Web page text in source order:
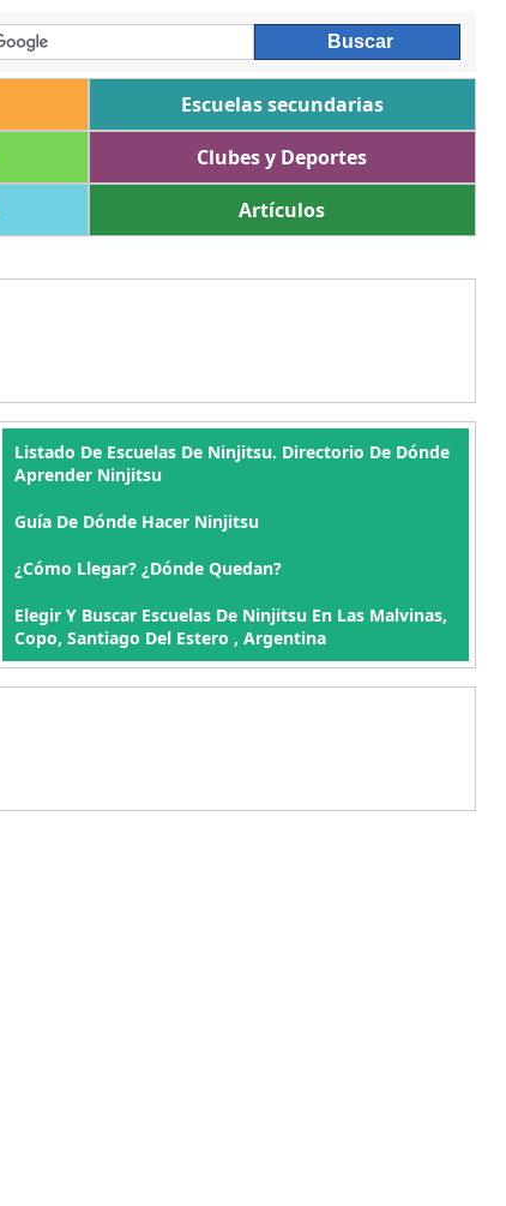
Escuelas secundarias
Clubes y Deportes
Artículos
Listado De Escuelas De Ninjitsu. Directorio De Dónde
Aprender Ninjitsu
Guía De Dónde Hacer Ninjitsu
¿Cómo Llegar? ¿Dónde Quedan?
Elegir Y Buscar Escuelas De Ninjitsu En Las Malvinas,
Copo, Santiago Del Estero , Argentina